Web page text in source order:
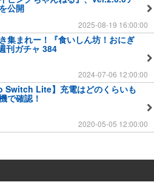
公開
2025-08-19 16:00:00
集まれー！『食いしん坊！おにぎ
刊ガチャ 384
2024-07-06 12:00:00
Switch Lite】充電はどのくらいも
で確認！
2020-05-05 12:00:00